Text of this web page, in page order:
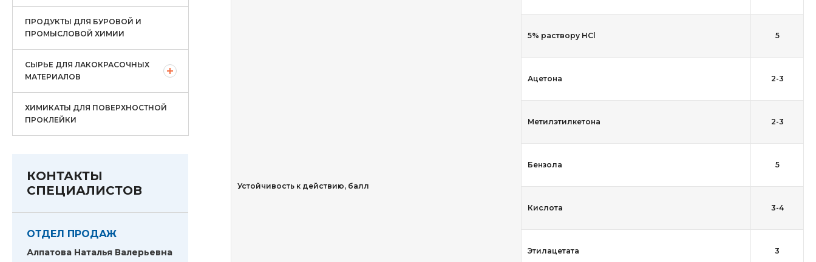
ПРОДУКТЫ ДЛЯ БУРОВОЙ И
ПРОМЫСЛОВОЙ ХИМИИ
СЫРЬЕ ДЛЯ ЛАКОКРАСОЧНЫХ
МАТЕРИАЛОВ
ХИМИКАТЫ ДЛЯ ПОВЕРХНОСТНОЙ
ПРОКЛЕЙКИ
КОНТАКТЫ
СПЕЦИАЛИСТОВ
ОТДЕЛ ПРОДАЖ
Алпатова Наталья Валерьевна
Устойчивость к действию, балл
5% раствору HCl 5
Ацетона 2-3
Метилэтилкетона 2-3
Бензола 5
Кислота 3-4
Этилацетата 3